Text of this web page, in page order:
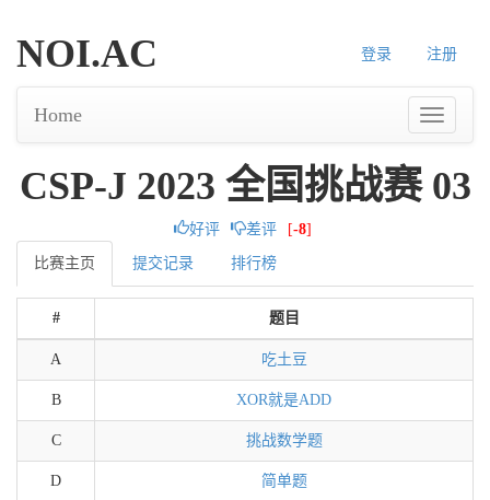
登录 注册
NOI.AC
Home
CSP-J 2023 全国挑战赛 03
好评 差评 [-8]
比赛主页 提交记录 排行榜
# 题目
A 吃土豆
B XOR就是ADD
C 挑战数学题
D 简单题